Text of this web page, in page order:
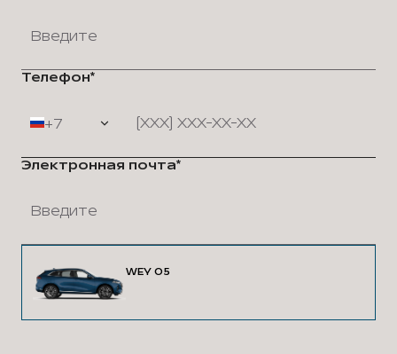
Телефон*
+7
Электронная почта*
WEY 05